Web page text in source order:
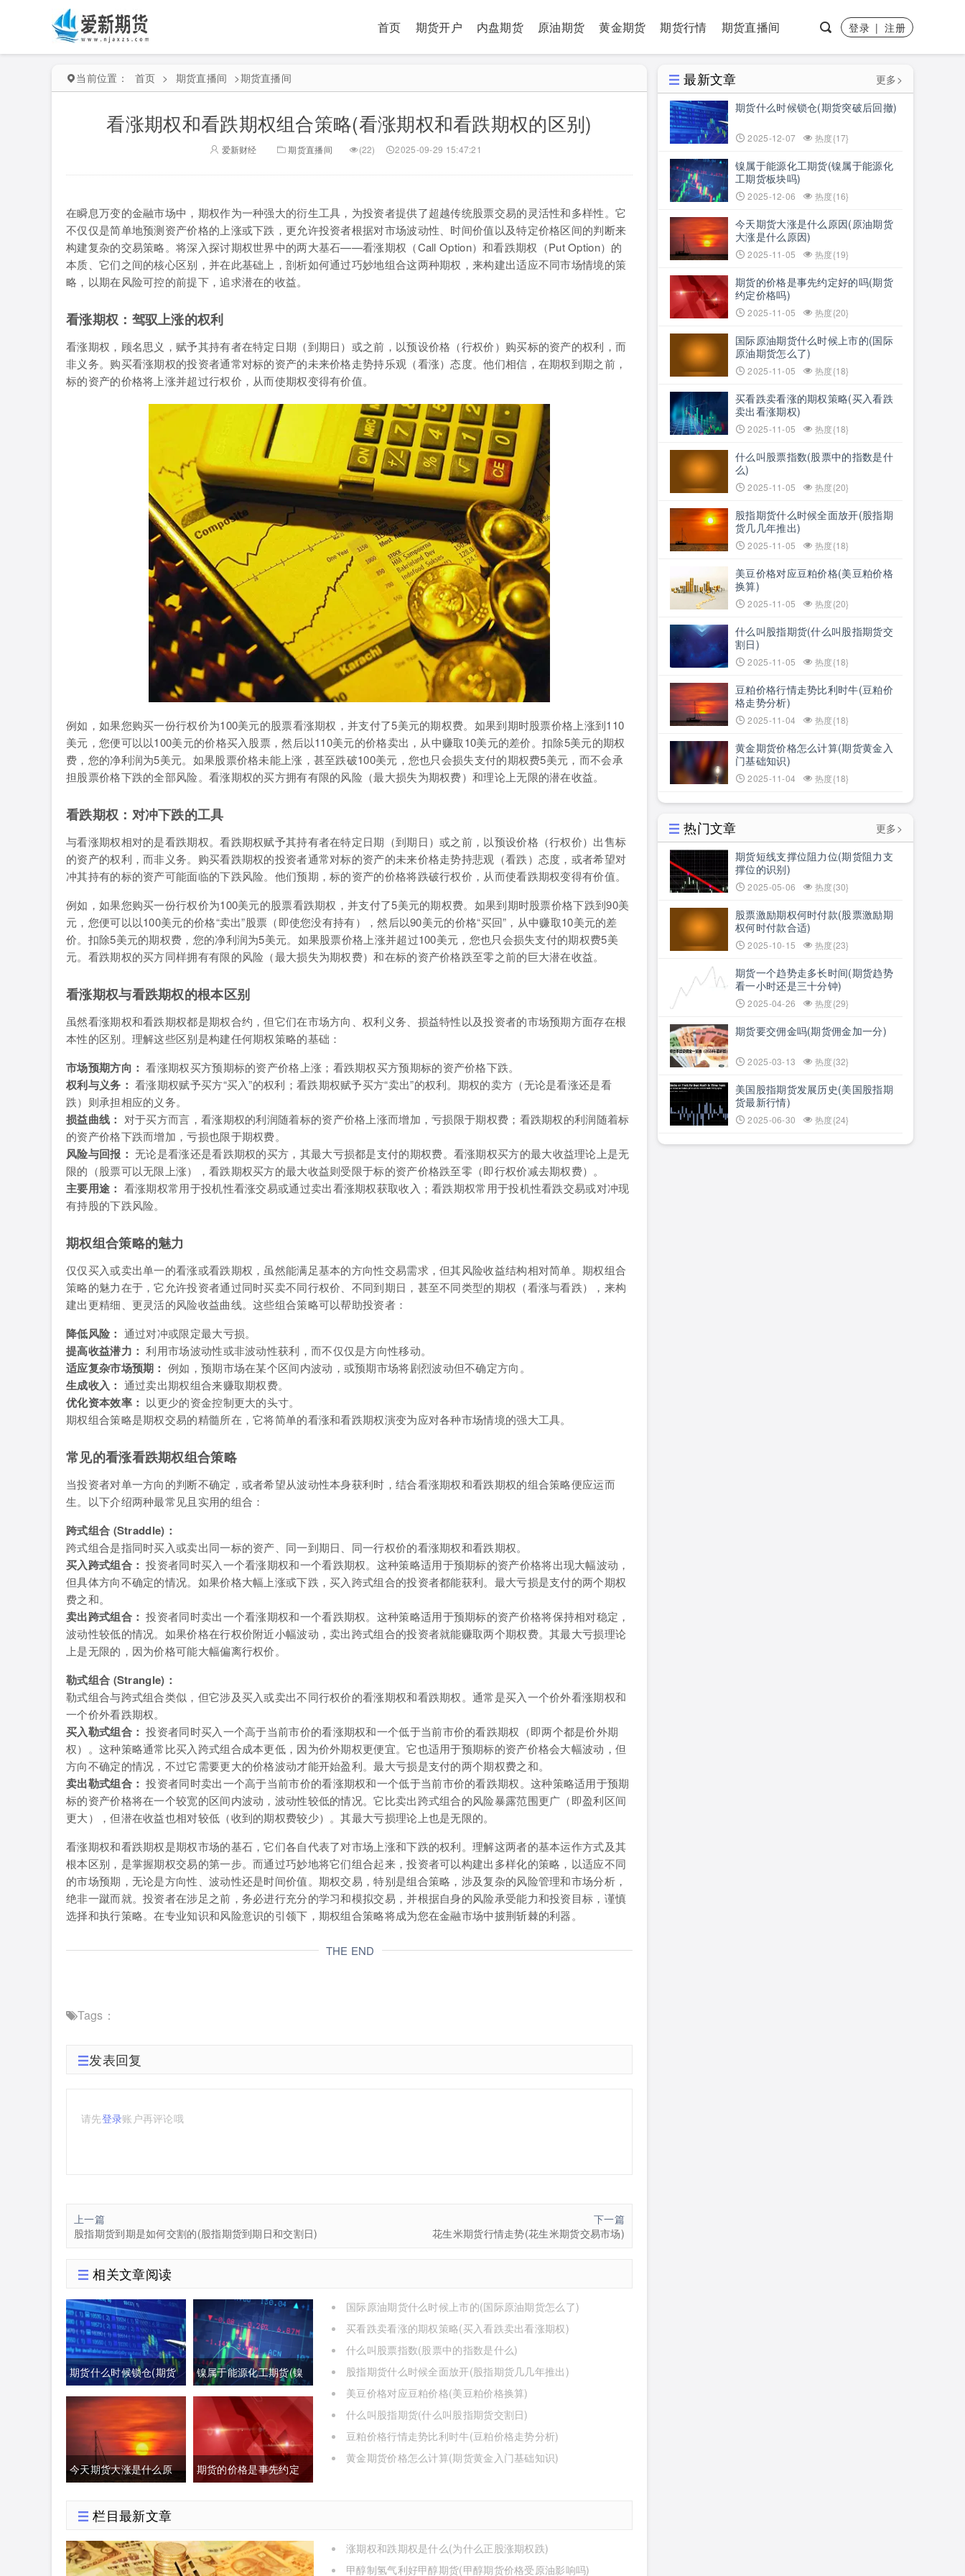
首页 期货开户 内盘期货 原油期货 黄金期货 期货行情 期货直播间 登录|注册
当前位置： 首页 > 期货直播间 >期货直播间
看涨期权和看跌期权组合策略(看涨期权和看跌期权的区别)
爱新财经 期货直播间 (22) 2025-09-29 15:47:21
在瞬息万变的金融市场中，期权作为一种强大的衍生工具，为投资者提供了超越传统股票交易的灵活性和多样性。它
不仅仅是简单地预测资产价格的上涨或下跌，更允许投资者根据对市场波动性、时间价值以及特定价格区间的判断来
构建复杂的交易策略。将深入探讨期权世界中的两大基石——看涨期权（Call Option）和看跌期权（Put Option）的
本质、它们之间的核心区别，并在此基础上，剖析如何通过巧妙地组合这两种期权，来构建出适应不同市场情境的策
略，以期在风险可控的前提下，追求潜在的收益。
看涨期权：驾驭上涨的权利
看涨期权，顾名思义，赋予其持有者在特定日期（到期日）或之前，以预设价格（行权价）购买标的资产的权利，而
非义务。购买看涨期权的投资者通常对标的资产的未来价格走势持乐观（看涨）态度。他们相信，在期权到期之前，
标的资产的价格将上涨并超过行权价，从而使期权变得有价值。
例如，如果您购买一份行权价为100美元的股票看涨期权，并支付了5美元的期权费。如果到期时股票价格上涨到110
美元，您便可以以100美元的价格买入股票，然后以110美元的价格卖出，从中赚取10美元的差价。扣除5美元的期权
费，您的净利润为5美元。如果股票价格未能上涨，甚至跌破100美元，您也只会损失支付的期权费5美元，而不会承
担股票价格下跌的全部风险。看涨期权的买方拥有有限的风险（最大损失为期权费）和理论上无限的潜在收益。
看跌期权：对冲下跌的工具
与看涨期权相对的是看跌期权。看跌期权赋予其持有者在特定日期（到期日）或之前，以预设价格（行权价）出售标
的资产的权利，而非义务。购买看跌期权的投资者通常对标的资产的未来价格走势持悲观（看跌）态度，或者希望对
冲其持有的标的资产可能面临的下跌风险。他们预期，标的资产的价格将跌破行权价，从而使看跌期权变得有价值。
例如，如果您购买一份行权价为100美元的股票看跌期权，并支付了5美元的期权费。如果到期时股票价格下跌到90美
元，您便可以以100美元的价格“卖出”股票（即使您没有持有），然后以90美元的价格“买回”，从中赚取10美元的差
价。扣除5美元的期权费，您的净利润为5美元。如果股票价格上涨并超过100美元，您也只会损失支付的期权费5美
元。看跌期权的买方同样拥有有限的风险（最大损失为期权费）和在标的资产价格跌至零之前的巨大潜在收益。
看涨期权与看跌期权的根本区别
虽然看涨期权和看跌期权都是期权合约，但它们在市场方向、权利义务、损益特性以及投资者的市场预期方面存在根
本性的区别。理解这些区别是构建任何期权策略的基础：
市场预期方向： 看涨期权买方预期标的资产价格上涨；看跌期权买方预期标的资产价格下跌。
权利与义务： 看涨期权赋予买方“买入”的权利；看跌期权赋予买方“卖出”的权利。期权的卖方（无论是看涨还是看
跌）则承担相应的义务。
损益曲线： 对于买方而言，看涨期权的利润随着标的资产价格上涨而增加，亏损限于期权费；看跌期权的利润随着标
的资产价格下跌而增加，亏损也限于期权费。
风险与回报： 无论是看涨还是看跌期权的买方，其最大亏损都是支付的期权费。看涨期权买方的最大收益理论上是无
限的（股票可以无限上涨），看跌期权买方的最大收益则受限于标的资产价格跌至零（即行权价减去期权费）。
主要用途： 看涨期权常用于投机性看涨交易或通过卖出看涨期权获取收入；看跌期权常用于投机性看跌交易或对冲现
有持股的下跌风险。
期权组合策略的魅力
仅仅买入或卖出单一的看涨或看跌期权，虽然能满足基本的方向性交易需求，但其风险收益结构相对简单。期权组合
策略的魅力在于，它允许投资者通过同时买卖不同行权价、不同到期日，甚至不同类型的期权（看涨与看跌），来构
建出更精细、更灵活的风险收益曲线。这些组合策略可以帮助投资者：
降低风险： 通过对冲或限定最大亏损。
提高收益潜力： 利用市场波动性或非波动性获利，而不仅仅是方向性移动。
适应复杂市场预期： 例如，预期市场在某个区间内波动，或预期市场将剧烈波动但不确定方向。
生成收入： 通过卖出期权组合来赚取期权费。
优化资本效率： 以更少的资金控制更大的头寸。
期权组合策略是期权交易的精髓所在，它将简单的看涨和看跌期权演变为应对各种市场情境的强大工具。
常见的看涨看跌期权组合策略
当投资者对单一方向的判断不确定，或者希望从波动性本身获利时，结合看涨期权和看跌期权的组合策略便应运而
生。以下介绍两种最常见且实用的组合：
跨式组合 (Straddle)：
跨式组合是指同时买入或卖出同一标的资产、同一到期日、同一行权价的看涨期权和看跌期权。
买入跨式组合： 投资者同时买入一个看涨期权和一个看跌期权。这种策略适用于预期标的资产价格将出现大幅波动，
但具体方向不确定的情况。如果价格大幅上涨或下跌，买入跨式组合的投资者都能获利。最大亏损是支付的两个期权
费之和。
卖出跨式组合： 投资者同时卖出一个看涨期权和一个看跌期权。这种策略适用于预期标的资产价格将保持相对稳定，
波动性较低的情况。如果价格在行权价附近小幅波动，卖出跨式组合的投资者就能赚取两个期权费。其最大亏损理论
上是无限的，因为价格可能大幅偏离行权价。
勒式组合 (Strangle)：
勒式组合与跨式组合类似，但它涉及买入或卖出不同行权价的看涨期权和看跌期权。通常是买入一个价外看涨期权和
一个价外看跌期权。
买入勒式组合： 投资者同时买入一个高于当前市价的看涨期权和一个低于当前市价的看跌期权（即两个都是价外期
权）。这种策略通常比买入跨式组合成本更低，因为价外期权更便宜。它也适用于预期标的资产价格会大幅波动，但
方向不确定的情况，不过它需要更大的价格波动才能开始盈利。最大亏损是支付的两个期权费之和。
卖出勒式组合： 投资者同时卖出一个高于当前市价的看涨期权和一个低于当前市价的看跌期权。这种策略适用于预期
标的资产价格将在一个较宽的区间内波动，波动性较低的情况。它比卖出跨式组合的风险暴露范围更广（即盈利区间
更大），但潜在收益也相对较低（收到的期权费较少）。其最大亏损理论上也是无限的。
看涨期权和看跌期权是期权市场的基石，它们各自代表了对市场上涨和下跌的权利。理解这两者的基本运作方式及其
根本区别，是掌握期权交易的第一步。而通过巧妙地将它们组合起来，投资者可以构建出多样化的策略，以适应不同
的市场预期，无论是方向性、波动性还是时间价值。期权交易，特别是组合策略，涉及复杂的风险管理和市场分析，
绝非一蹴而就。投资者在涉足之前，务必进行充分的学习和模拟交易，并根据自身的风险承受能力和投资目标，谨慎
选择和执行策略。在专业知识和风险意识的引领下，期权组合策略将成为您在金融市场中披荆斩棘的利器。
THE END
Tags：
发表回复
请先登录账户再评论哦
上一篇
股指期货到期是如何交割的(股指期货到期日和交割日)
下一篇
花生米期货行情走势(花生米期货交易市场)
相关文章阅读
期货什么时候锁仓(期货
突破后回撤)
镍属于能源化工期货(镍
属于能源化工期货板块
吗)
今天期货大涨是什么原
原因)
期货的价格是事先约定
国际原油期货什么时候上市的(国际原油期货怎么了)
买看跌卖看涨的期权策略(买入看跌卖出看涨期权)
什么叫股票指数(股票中的指数是什么)
股指期货什么时候全面放开(股指期货几几年推出)
美豆价格对应豆粕价格(美豆粕价格换算)
什么叫股指期货(什么叫股指期货交割日)
豆粕价格行情走势比利时牛(豆粕价格走势分析)
黄金期货价格怎么计算(期货黄金入门基础知识)
栏目最新文章
涨期权和跌期权是什么(为什么正股涨期权跌)
甲醇制氢气利好甲醇期货(甲醇期货价格受原油影响吗)
最新文章
更多>
期货什么时候锁仓(期货突破后回撤)
2025-12-07 热度{17}
镍属于能源化工期货(镍属于能源化
工期货板块吗)
2025-12-06 热度{16}
今天期货大涨是什么原因(原油期货
大涨是什么原因)
2025-11-05 热度{19}
期货的价格是事先约定好的吗(期货
约定价格吗)
2025-11-05 热度{20}
国际原油期货什么时候上市的(国际
原油期货怎么了)
2025-11-05 热度{18}
买看跌卖看涨的期权策略(买入看跌
卖出看涨期权)
2025-11-05 热度{18}
什么叫股票指数(股票中的指数是什
么)
2025-11-05 热度{20}
股指期货什么时候全面放开(股指期
货几几年推出)
2025-11-05 热度{18}
美豆价格对应豆粕价格(美豆粕价格
换算)
2025-11-05 热度{20}
什么叫股指期货(什么叫股指期货交
割日)
2025-11-05 热度{18}
豆粕价格行情走势比利时牛(豆粕价
格走势分析)
2025-11-04 热度{18}
黄金期货价格怎么计算(期货黄金入
门基础知识)
2025-11-04 热度{18}
热门文章
更多>
期货短线支撑位阻力位(期货阻力支
撑位的识别)
2025-05-06 热度{30}
股票激励期权何时付款(股票激励期
权何时付款合适)
2025-10-15 热度{23}
期货一个趋势走多长时间(期货趋势
看一小时还是三十分钟)
2025-04-26 热度{29}
期货要交佣金吗(期货佣金加一分)
2025-03-13 热度{32}
美国股指期货发展历史(美国股指期
货最新行情)
2025-06-30 热度{24}